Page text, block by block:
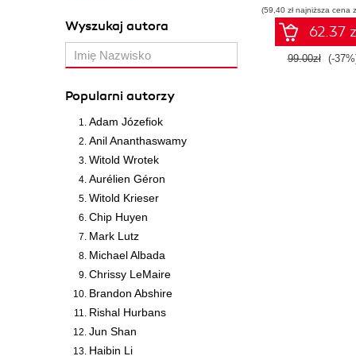
Wyszukaj autora
Popularni autorzy
Adam Józefiok
Anil Ananthaswamy
Witold Wrotek
Aurélien Géron
Witold Krieser
Chip Huyen
Mark Lutz
Michael Albada
Chrissy LeMaire
Brandon Abshire
Rishal Hurbans
Jun Shan
Haibin Li
pracy
(59,40 zł najniższa cena
62.37
99.00zł (-